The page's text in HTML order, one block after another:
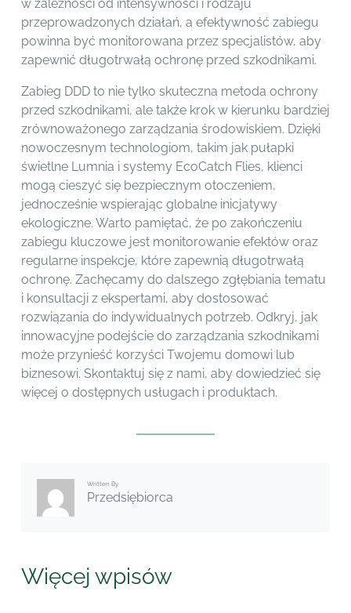
w zależności od intensywności i rodzaju
przeprowadzonych działań, a efektywność zabiegu
powinna być monitorowana przez specjalistów, aby
zapewnić długotrwałą ochronę przed szkodnikami.
Zabieg DDD to nie tylko skuteczna metoda ochrony
przed szkodnikami, ale także krok w kierunku bardziej
zrównoważonego zarządzania środowiskiem. Dzięki
nowoczesnym technologiom, takim jak pułapki
świetlne Lumnia i systemy EcoCatch Flies, klienci
mogą cieszyć się bezpiecznym otoczeniem,
jednocześnie wspierając globalne inicjatywy
ekologiczne. Warto pamiętać, że po zakończeniu
zabiegu kluczowe jest monitorowanie efektów oraz
regularne inspekcje, które zapewnią długotrwałą
ochronę. Zachęcamy do dalszego zgłębiania tematu
i konsultacji z ekspertami, aby dostosować
rozwiązania do indywidualnych potrzeb. Odkryj, jak
innowacyjne podejście do zarządzania szkodnikami
może przynieść korzyści Twojemu domowi lub
biznesowi. Skontaktuj się z nami, aby dowiedzieć się
więcej o dostępnych usługach i produktach.
Written By
Przedsiębiorca
Więcej wpisów